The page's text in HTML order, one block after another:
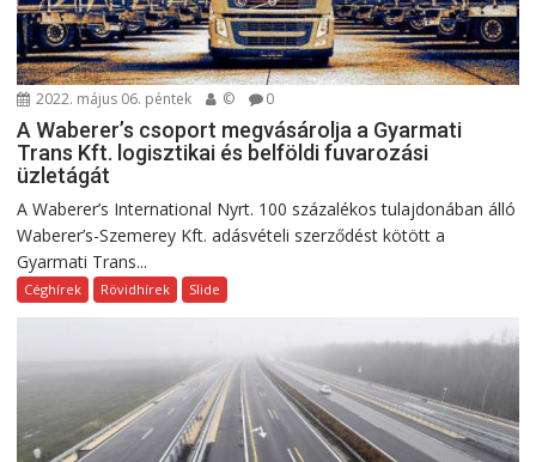
2022. május 06. péntek © 0
A Waberer’s csoport megvásárolja a Gyarmati
Trans Kft. logisztikai és belföldi fuvarozási
üzletágát
A Waberer’s International Nyrt. 100 százalékos tulajdonában álló
Waberer’s-Szemerey Kft. adásvételi szerződést kötött a
Gyarmati Trans...
Céghírek Rövidhírek Slide